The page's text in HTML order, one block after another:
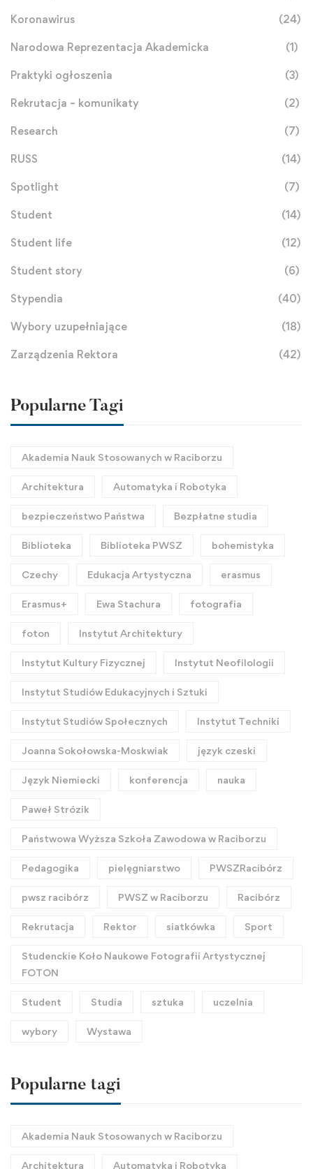
Koronawirus (24)
Narodowa Reprezentacja Akademicka (1)
Praktyki ogłoszenia (3)
Rekrutacja – komunikaty (2)
Research (7)
RUSS (14)
Spotlight (7)
Student (14)
Student life (12)
Student story (6)
Stypendia (40)
Wybory uzupełniające (18)
Zarządzenia Rektora (42)
Popularne Tagi
Akademia Nauk Stosowanych w Raciborzu
Architektura Automatyka i Robotyka
bezpieczeństwo Państwa Bezpłatne studia
Biblioteka Biblioteka PWSZ bohemistyka
Czechy Edukacja Artystyczna erasmus
Erasmus+ Ewa Stachura fotografia
foton Instytut Architektury
Instytut Kultury Fizycznej Instytut Neofilologii
Instytut Studiów Edukacyjnych i Sztuki
Instytut Studiów Społecznych Instytut Techniki
Joanna Sokołowska-Moskwiak język czeski
Język Niemiecki konferencja nauka
Paweł Strózik
Państwowa Wyższa Szkoła Zawodowa w Raciborzu
Pedagogika pielęgniarstwo PWSZRacibórz
pwsz racibórz PWSZ w Raciborzu Racibórz
Rekrutacja Rektor siatkówka Sport
Studenckie Koło Naukowe Fotografii Artystycznej
FOTON
Student Studia sztuka uczelnia
wybory Wystawa
Popularne tagi
Akademia Nauk Stosowanych w Raciborzu
Architektura Automatyka i Robotyka